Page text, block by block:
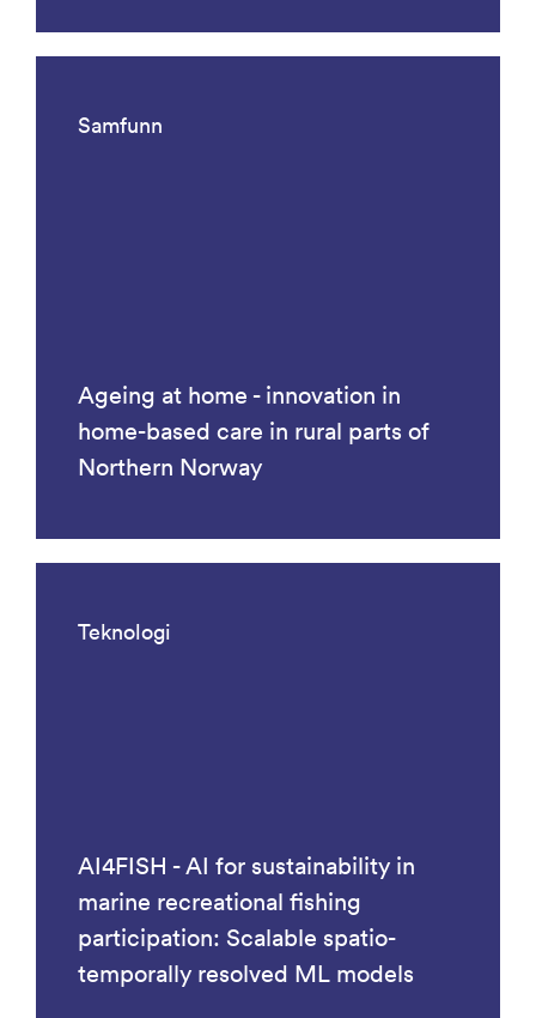
Samfunn
Ageing at home - innovation in
home-based care in rural parts of
Northern Norway
Teknologi
AI4FISH - AI for sustainability in
marine recreational fishing
participation: Scalable spatio-
temporally resolved ML models